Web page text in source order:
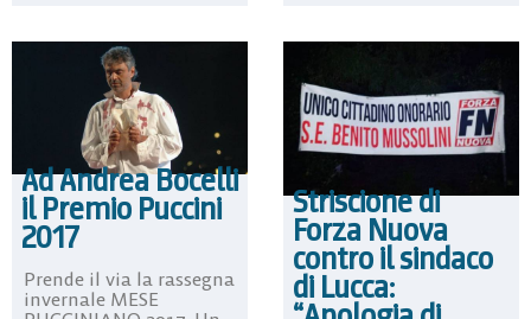
Ad Andrea Bocelli
il Premio Puccini
2017
Prende il via la rassegna
invernale MESE
Striscione di
Forza Nuova
contro il sindaco
di Lucca: